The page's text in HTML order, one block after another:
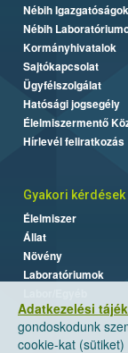
Adatkezelési
gondoskodunk
cookie-kat
Nébih Igazgatóságok
Nébih
Kormányhivatalok
Sajtókapcsolat
Ügyfélszolgálat
Hatósági jogsegély
Élelmiszermentő
Hírlevél feliratkozás
Gyakori kérdések
Élelmiszer
Állat
Növény
Laboratóriumok